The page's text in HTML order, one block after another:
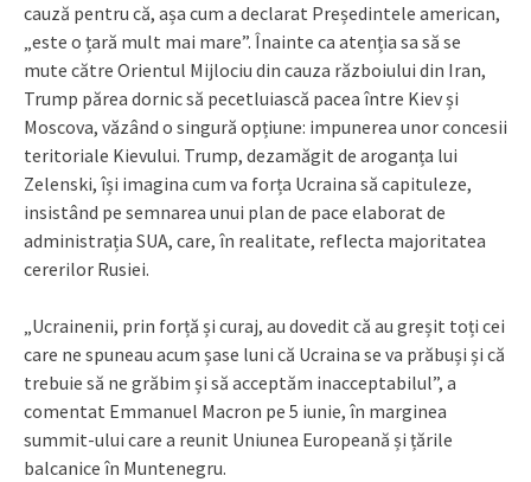
cauză pentru că, așa cum a declarat Președintele american,
„este o țară mult mai mare”. Înainte ca atenția sa să se
mute către Orientul Mijlociu din cauza războiului din Iran,
Trump părea dornic să pecetluiască pacea între Kiev și
Moscova, văzând o singură opțiune: impunerea unor concesii
teritoriale Kievului. Trump, dezamăgit de aroganța lui
Zelenski, își imagina cum va forța Ucraina să capituleze,
insistând pe semnarea unui plan de pace elaborat de
administrația SUA, care, în realitate, reflecta majoritatea
cererilor Rusiei.
„Ucrainenii, prin forță și curaj, au dovedit că au greșit toți cei
care ne spuneau acum șase luni că Ucraina se va prăbuși și că
trebuie să ne grăbim și să acceptăm inacceptabilul”, a
comentat Emmanuel Macron pe 5 iunie, în marginea
summit-ului care a reunit Uniunea Europeană și țările
balcanice în Muntenegru.